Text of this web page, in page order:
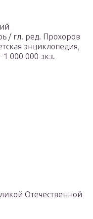
/ гл. ред. Прохоров
энциклопедия,
000 000 экз.
Отечественной